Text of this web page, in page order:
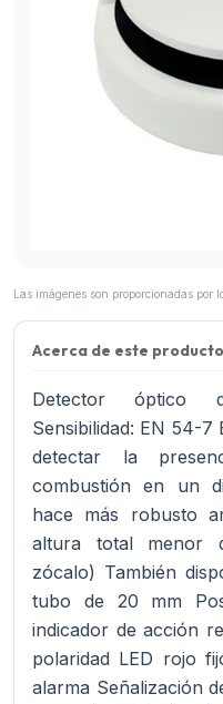
Acerca de este producto
Detector óptico
Sensibilidad: EN 54-7
detectar la
combustión en un
hace más robusto
altura total menor
zócalo) También
tubo de 20 mm
indicador de acción
polaridad LED rojo
alarma Señalización